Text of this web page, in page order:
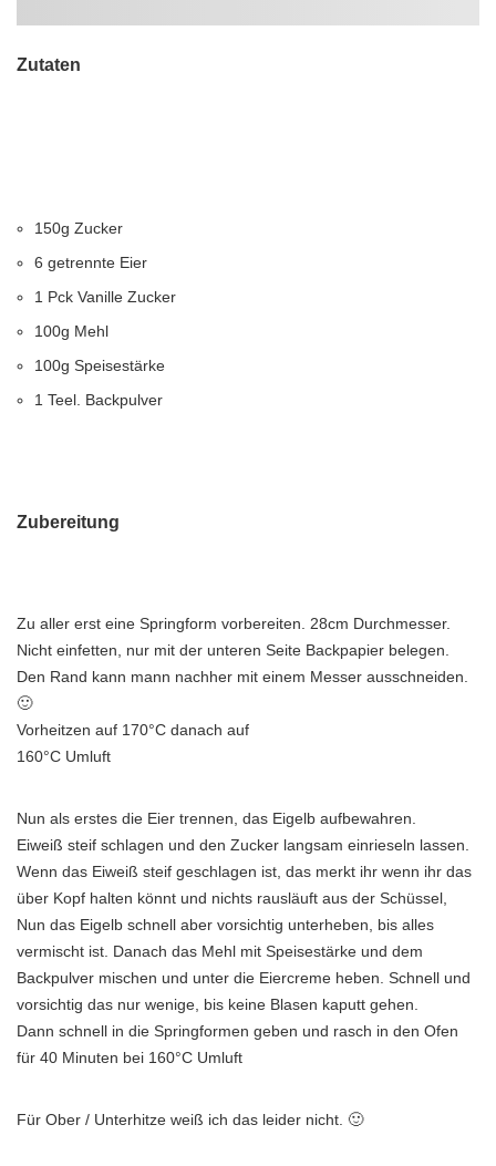
Zutaten
150g Zucker
6 getrennte Eier
1 Pck Vanille Zucker
100g Mehl
100g Speisestärke
1 Teel. Backpulver
Zubereitung
Zu aller erst eine Springform vorbereiten. 28cm Durchmesser.
Nicht einfetten, nur mit der unteren Seite Backpapier belegen.
Den Rand kann mann nachher mit einem Messer ausschneiden.
🙂
Vorheitzen auf 170°C danach auf
160°C Umluft
Nun als erstes die Eier trennen, das Eigelb aufbewahren.
Eiweiß steif schlagen und den Zucker langsam einrieseln lassen.
Wenn das Eiweiß steif geschlagen ist, das merkt ihr wenn ihr das
über Kopf halten könnt und nichts rausläuft aus der Schüssel,
Nun das Eigelb schnell aber vorsichtig unterheben, bis alles
vermischt ist. Danach das Mehl mit Speisestärke und dem
Backpulver mischen und unter die Eiercreme heben. Schnell und
vorsichtig das nur wenige, bis keine Blasen kaputt gehen.
Dann schnell in die Springformen geben und rasch in den Ofen
für 40 Minuten bei 160°C Umluft
Für Ober / Unterhitze weiß ich das leider nicht. 🙂